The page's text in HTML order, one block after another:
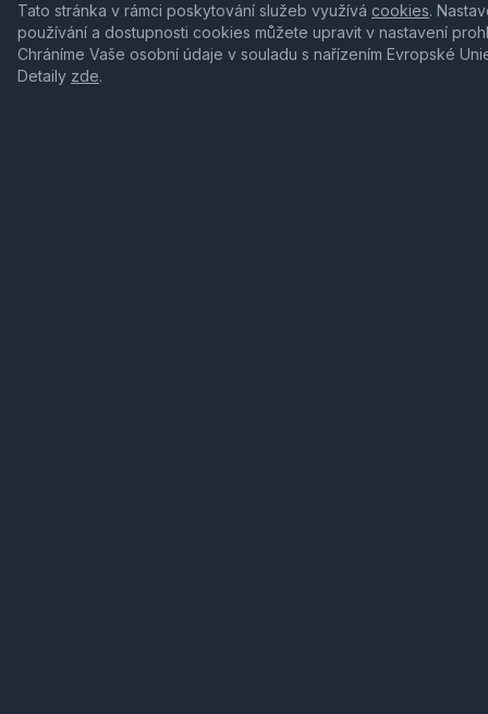
Tato stránka v rámci poskytování služeb využívá cookies.
používání a dostupnosti cookies můžete upravit v nastavení
Chráníme Vaše osobní údaje v souladu s nařízením Evropské
Detaily zde.